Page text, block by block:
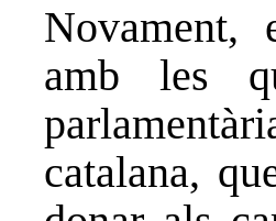
Novament,
amb les
catalana,